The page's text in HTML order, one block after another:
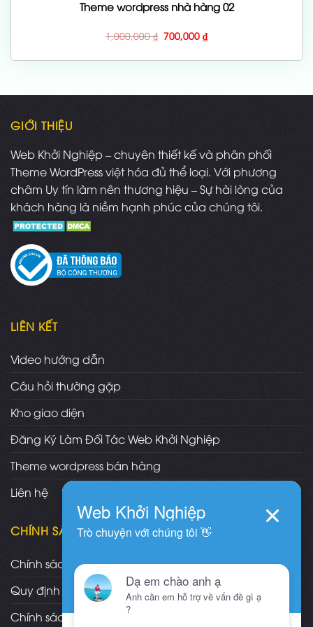
Theme wordpress nhà hàng 02
1,000,000₫ Giá
gốc
1,000,000 ₫.
700,000₫Giá
hiện
là:
GIỚI THIỆU
Web Khởi Nghiệp – chuyên thiết kế và phân phối
Theme WordPress việt hóa đủ thể loại. Với phương
châm Uy tín làm nên thương hiệu – Sự hài lòng của
khách hàng là niềm hạnh phúc của chúng tôi.
LIÊN KẾT
Video hướng dẫn
Câu hỏi thường gặp
Kho giao diện
Đăng Ký Làm Đối Tác Web Khởi Nghiệp
Theme wordpress bán hàng
Liên hệ
CHÍNH SÁCH
Chính sách và quy định chung
Quy định và hình thức thanh toán
Chính sách vận chuyển/giao nhận/cài đặt